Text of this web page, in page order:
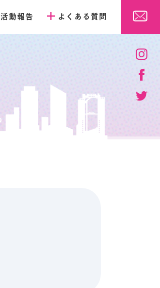
活動報告 よくある質問